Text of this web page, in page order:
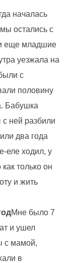
началась
остались с
еще младшие
уезжала на
с
половину
Бабушка
с ней разбили
два года
еле ходил, у
только он
и жить
Мне было 7
и ушел
с мамой,
в